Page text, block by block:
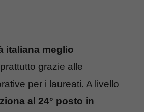
italiana meglio
grazie alle
per i laureati. A livello
al 24° posto in